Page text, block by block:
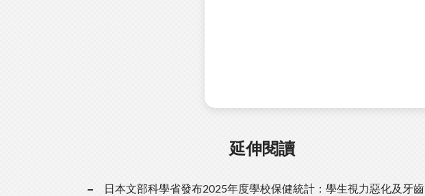
延伸閱讀
日本文部科學省發布2025年度學校保健統計：學生視力惡化及牙齒